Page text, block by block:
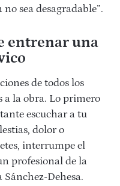
sea desagradable”.
entrenar una
de todos los
a la obra. Lo primero
escuchar a tu
dolor o
interrumpe el
profesional de la
Dehesa.